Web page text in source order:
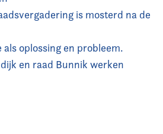
is mosterd na de
oplossing en probleem.
en raad Bunnik werken